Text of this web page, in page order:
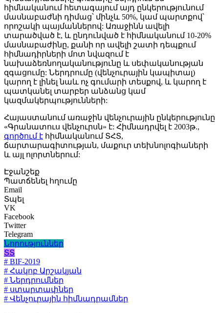
հիմնականում հետագայում այդ ընկերությունում
մասնաբաժնի դիմաց՝ մինչև 50%, կամ պարտքով՝
որոշակի պայմաններով: Առաջինն ավելի
տարածված է, և ընդունված է հիմնականում 10-20%
մասնաբաժինը, քանի որ ավելի շատի դեպքում
հիմնադիրների մոտ նվազում է
նախաձեռնողականությունը և սեփականության
զգացումը: Ներդրումը (վենչուրային կապիտալ)
կարող է լինել նաև ոչ գումարի տեսքով, և կարող է
պատկանել տարբեր անձանց կամ
կազմակերպությունների:
Հայաստանում առաջին վենչուրային ընկերությունը
«Գրանատուս վենչուրսն» է: Հիմնադրվել է 2003թ.,
գործում է հիմնականում ՏՀՏ,
ճարտարագիտության, մաքուր տեխնոլոգիաների
և այլ ոլորտներում:
Էջանշեք
Պատճենել հղումը
Email
Տպել
VK
Facebook
Twitter
Telegram
Նորություններ
ՏՏ
# BIF-2019
# Հակոբ Արշակյան
# Ներդրումներ
# ստարտափներ
# Վենչուրային հիմնադրամներ